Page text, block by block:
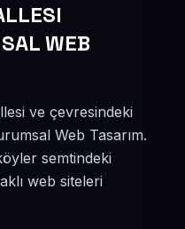
WEB
ve çevresindeki
Web Tasarım.
semtindeki
web siteleri